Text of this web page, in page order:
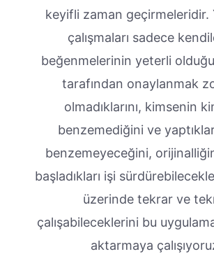
keyifli zaman geçirmeleridir.
çalışmaları sadece
beğenmelerinin yeterli
tarafından onaylanmak
olmadıklarını, kimsenin
benzemediğini ve
benzemeyeceğini,
başladıkları işi
üzerinde tekrar ve
çalışabileceklerini bu
aktarmaya